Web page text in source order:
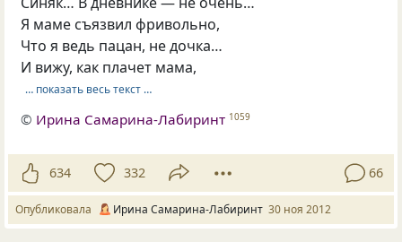
Я маме съязвил фривольно,
Что я ведь пацан, не дочка…
И вижу, как плачет мама,
… показать весь текст …
© Ирина Самарина-Лабиринт 1059
634 332 66
Опубликовала Ирина Самарина-Лабиринт 30 ноя 2012